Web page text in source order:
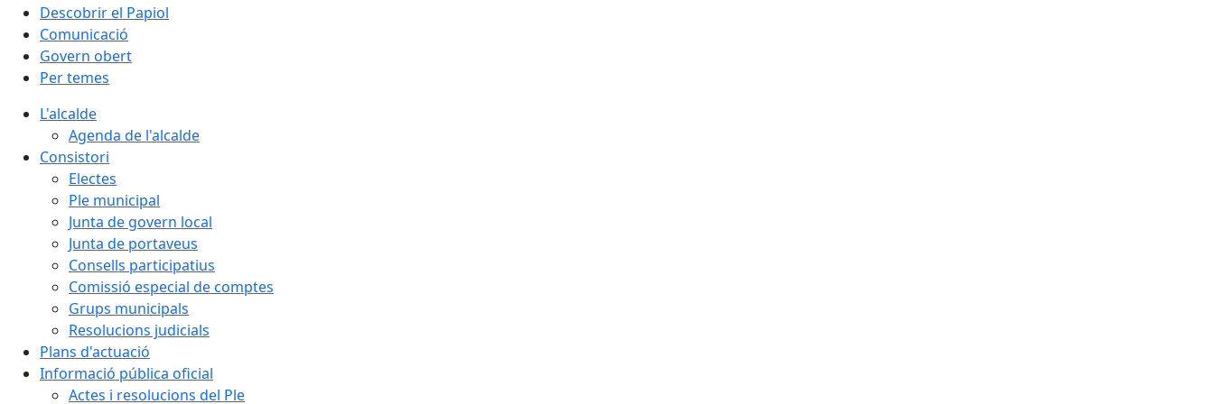
Descobrir el Papiol
Comunicació
Govern obert
Per temes
L'alcalde
Agenda de l'alcalde
Consistori
Electes
Ple municipal
Junta de govern local
Junta de portaveus
Consells participatius
Comissió especial de comptes
Grups municipals
Resolucions judicials
Plans d'actuació
Informació pública oficial
Actes i resolucions del Ple